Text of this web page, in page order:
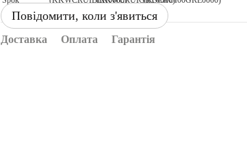
Повідомити, коли з'явиться
Доставка Оплата Гарантія